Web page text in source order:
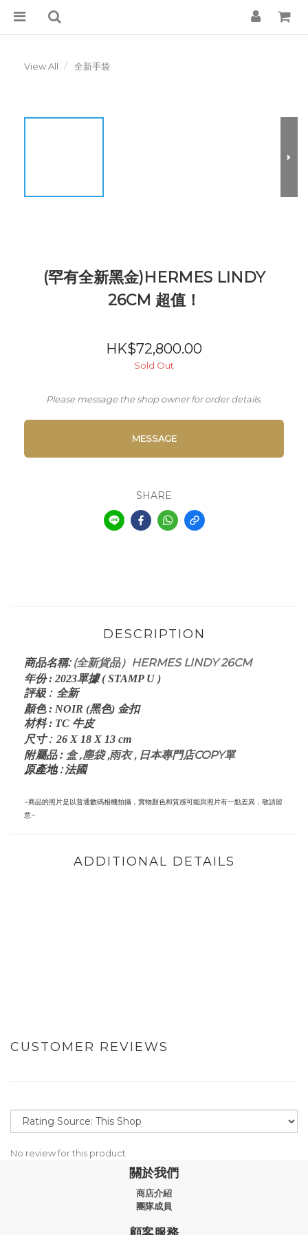
View All 全新手袋
(罕有全新黑金)HERMES LINDY
26CM 超值！
HK$72,800.00
Sold Out
Please message the shop owner for order details.
MESSAGE
SHARE
DESCRIPTION
商品名稱: (全新貨品）HERMES LINDY 26CM
年份: 2023單據 ( STAMP U )
評級 : 全新
顏色: NOIR (黑色) 金扣
材料: TC 牛皮
尺寸: 26 X 18 X 13 cm
附屬品: 盒 ,塵袋 ,雨衣 , 日本專門店COPY單
原產地 : 法國
~商品的照片是以普通數碼相機拍攝，實物顏色和質感可能與照片有一點差異，敬請留
意~
ADDITIONAL DETAILS
CUSTOMER REVIEWS
No review for this product
關於我們
商店介紹
團隊成員